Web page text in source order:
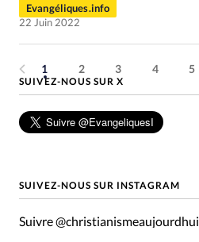
Evangéliques.info
22 Juin 2022
1 2 3 4 5
SUIVEZ-NOUS SUR X
SUIVEZ-NOUS SUR INSTAGRAM
Suivre @christianismeaujourdhui